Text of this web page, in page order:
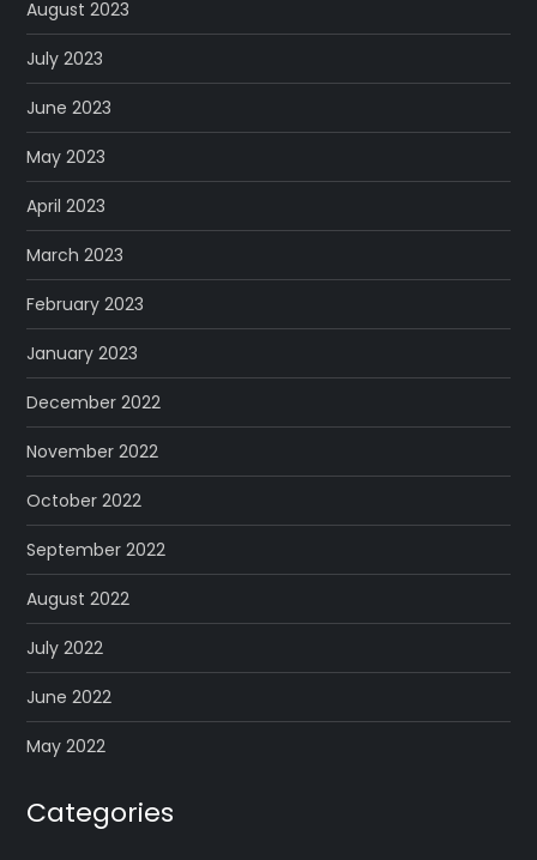
August 2023
July 2023
June 2023
May 2023
April 2023
March 2023
February 2023
January 2023
December 2022
November 2022
October 2022
September 2022
August 2022
July 2022
June 2022
May 2022
Categories